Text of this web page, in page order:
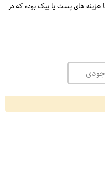
هزینه های پست یا پیک بوده که در